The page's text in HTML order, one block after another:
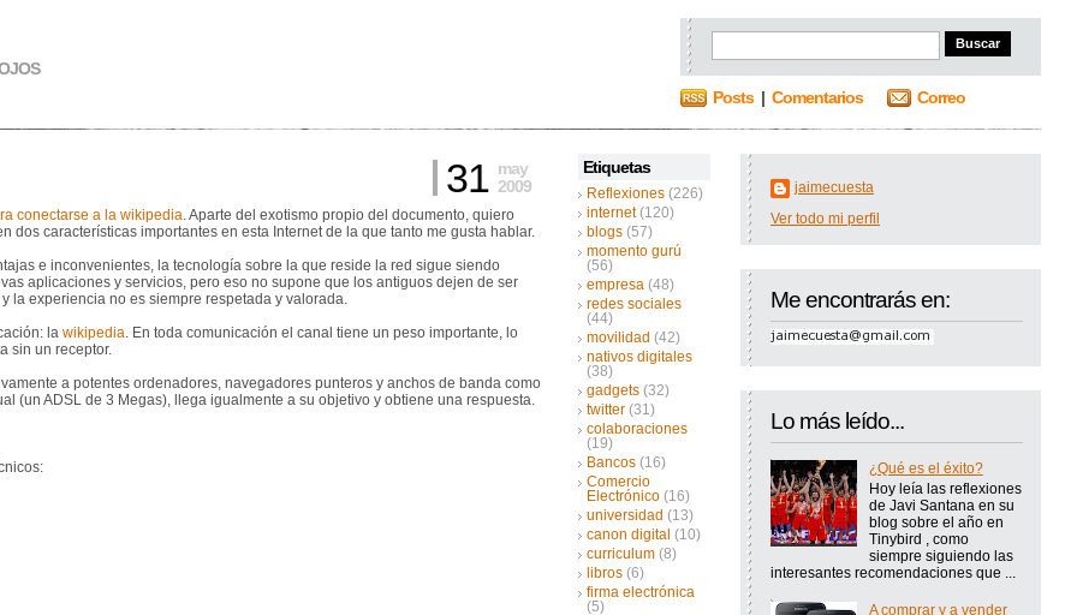
Posts| Comentarios Correo
Etiquetas
Reflexiones (226)
internet (120)
blogs (57)
momento gurú
(56)
empresa (48)
redes sociales
(44)
movilidad (42)
nativos digitales
(38)
gadgets (32)
twitter (31)
colaboraciones
(19)
Bancos (16)
Comercio
Electrónico (16)
universidad (13)
canon digital (10)
curriculum (8)
libros (6)
firma electrónica
(5)
jaimecuesta
Ver todo mi perfil
Me encontrarás en:
Lo más leído...
¿Qué es el éxito?
Hoy leía las reflexiones
de Javi Santana en su
blog sobre el año en
Tinybird , como
siempre siguiendo las
interesantes recomendaciones que ...
A comprar y a vender
31 may
2009
conectarse a la wikipedia. Aparte del exotismo propio del documento, quiero
características importantes en esta Internet de la que tanto me gusta hablar.
e inconvenientes, la tecnología sobre la que reside la red sigue siendo
aplicaciones y servicios, pero eso no supone que los antiguos dejen de ser
la experiencia no es siempre respetada y valorada.
la wikipedia. En toda comunicación el canal tiene un peso importante, lo
sin un receptor.
a potentes ordenadores, navegadores punteros y anchos de banda como
(un ADSL de 3 Megas), llega igualmente a su objetivo y obtiene una respuesta.